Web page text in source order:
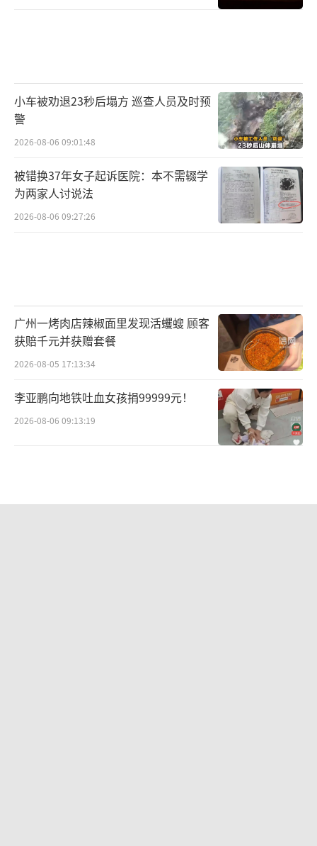
小车被劝退23秒后塌方 巡查人员及时预
警
2026-08-06 09:01:48
被错换37年女子起诉医院：本不需辍学
为两家人讨说法
2026-08-06 09:27:26
广州一烤肉店辣椒面里发现活蠼螋 顾客
获赔千元并获赠套餐
2026-08-05 17:13:34
李亚鹏向地铁吐血女孩捐99999元！
2026-08-06 09:13:19